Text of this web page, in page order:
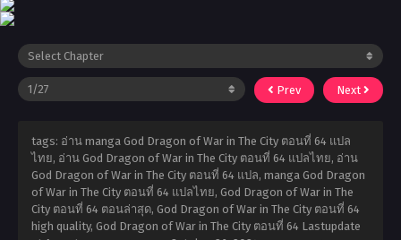
Prev Next
tags: อ่าน manga God Dragon of War in The City ตอนที่ 64 แปล
ไทย, อ่าน God Dragon of War in The City ตอนที่ 64 แปลไทย, อ่าน
God Dragon of War in The City ตอนที่ 64 แปล, manga God Dragon
of War in The City ตอนที่ 64 แปลไทย, God Dragon of War in The
City ตอนที่ 64 ตอนล่าสุด, God Dragon of War in The City ตอนที่ 64
high quality, God Dragon of War in The City ตอนที่ 64 Lastupdate